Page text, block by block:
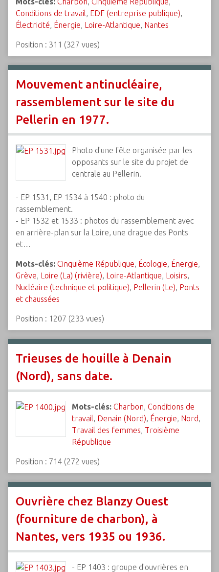
Conditions de travail, EDF (entreprise publique),
Électricité, Énergie, Loire-Atlantique, Nantes
Position : 311 (327 vues)
Mouvement antinucléaire,
rassemblement sur le site du
Pellerin en 1977.
Photo d'une fête organisée par les
opposants sur le site du projet de
centrale au Pellerin.
- EP 1531, EP 1534 à 1540 : photo du
rassemblement.
- EP 1532 et 1533 : photos du rassemblement avec
en arrière-plan sur la Loire, une drague des Ponts
et…
Mots-clés: Cinquième République, Écologie, Énergie,
Grève, Loire (La) (rivière), Loire-Atlantique, Loisirs,
Nucléaire (technique et politique), Pellerin (Le), Ponts
et chaussées
Position : 1207 (233 vues)
Trieuses de houille à Denain
(Nord), sans date.
Mots-clés: Charbon, Conditions de
travail, Denain (Nord), Énergie, Nord,
Travail des femmes, Troisième
République
Position : 714 (272 vues)
Ouvrière chez Blanzy Ouest
(fourniture de charbon), à
Nantes, vers 1935 ou 1936.
- EP 1403 : groupe d'ouvrières en